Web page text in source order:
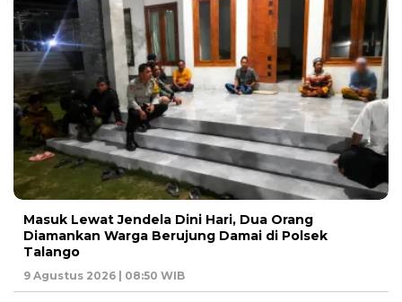
Masuk Lewat Jendela Dini Hari, Dua Orang
Diamankan Warga Berujung Damai di Polsek
Talango
9 Agustus 2026 | 08:50 WIB